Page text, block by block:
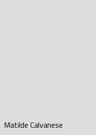
Matilde Calvanese